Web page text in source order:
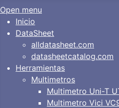
Open menu
Inicio
DataSheet
alldatasheet.com
datasheetcatalog.com
Herramientas
Multimetros
Multimetro Uni-T
Multimetro Vici